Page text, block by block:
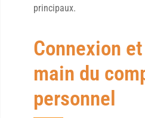
principaux.
Connexion
main du
personnel